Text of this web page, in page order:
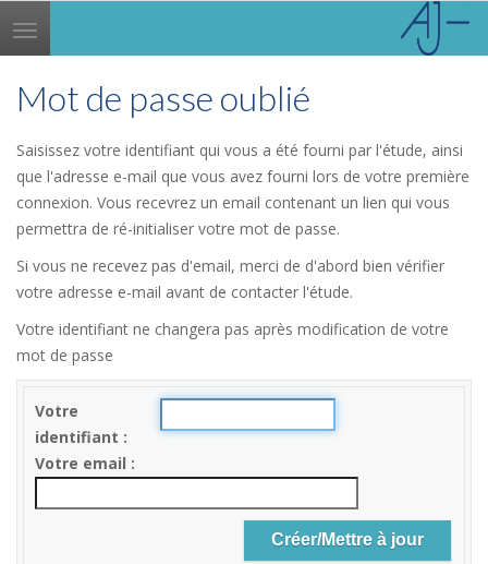
Toggle
navigation
Mot de passe oublié
Saisissez votre identifiant qui vous a été fourni par l'étude, ainsi
que l'adresse e-mail que vous avez fourni lors de votre première
connexion. Vous recevrez un email contenant un lien qui vous
permettra de ré-initialiser votre mot de passe.
Si vous ne recevez pas d'email, merci de d'abord bien vérifier
votre adresse e-mail avant de contacter l'étude.
Votre identifiant ne changera pas après modification de votre
mot de passe
Votre
identifiant
Votre email